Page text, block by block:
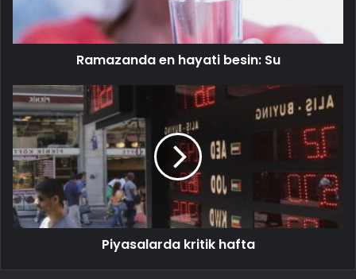
Ramazanda en hayati besin: Su
Piyasalarda kritik hafta